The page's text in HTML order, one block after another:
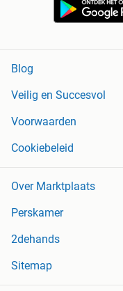
Blog
Veilig en Succesvol
Voorwaarden
Cookiebeleid
Over Marktplaats
Perskamer
2dehands
Sitemap